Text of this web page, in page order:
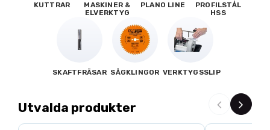
KUTTRAR
MASKINER &
ELVERKTYG
PLANO LINE
PROFILSTÅL
HSS
SKAFTFRÄSAR SÅGKLINGOR VERKTYGSSLIP
Utvalda produkter